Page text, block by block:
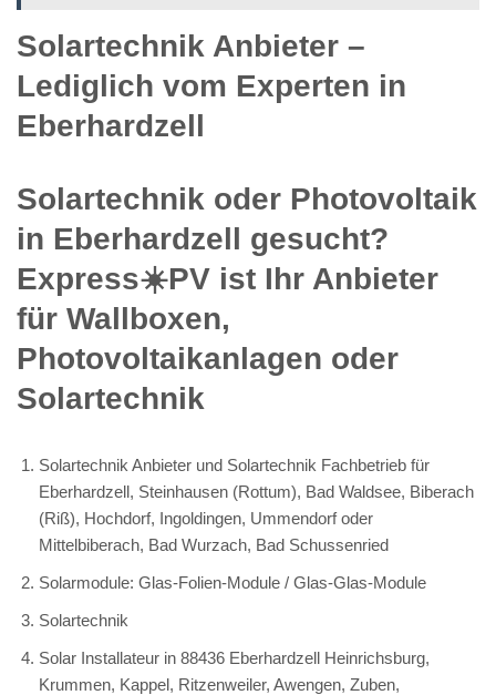
Solartechnik Anbieter –
Lediglich vom Experten in
Eberhardzell
Solartechnik oder Photovoltaik
in Eberhardzell gesucht?
Express☀️PV️ ist Ihr Anbieter
für Wallboxen,
Photovoltaikanlagen oder
Solartechnik
Solartechnik Anbieter und Solartechnik Fachbetrieb für
Eberhardzell, Steinhausen (Rottum), Bad Waldsee, Biberach
(Riß), Hochdorf, Ingoldingen, Ummendorf oder
Mittelbiberach, Bad Wurzach, Bad Schussenried
Solarmodule: Glas-Folien-Module / Glas-Glas-Module
Solartechnik
Solar Installateur in 88436 Eberhardzell Heinrichsburg,
Krummen, Kappel, Ritzenweiler, Awengen, Zuben,